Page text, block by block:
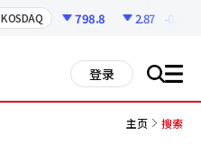
KOSDAQ 798.8 2.87 -0.36%
登录 搜 all
主页 搜索